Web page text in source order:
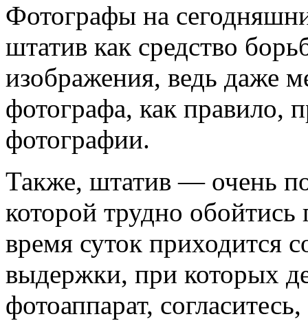
Фотографы на
штатив как средство
изображения, ведь даже
фотографа, как правило,
фотографии.
Также, штатив — очень
которой трудно
время суток приходится
выдержки, при которых
фотоаппарат,